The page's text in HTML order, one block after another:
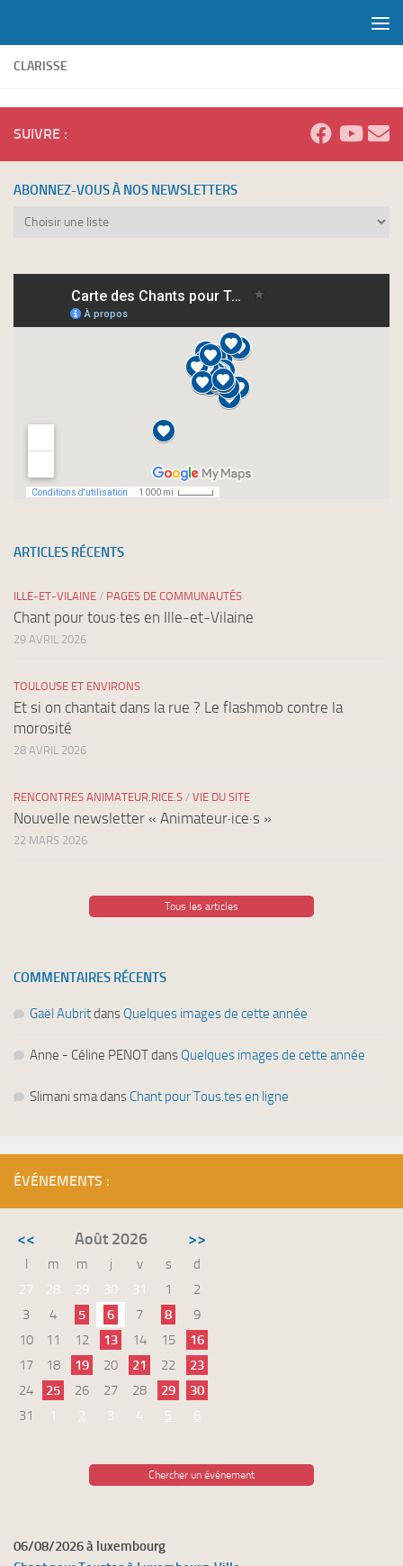
CLARISSE
SUIVRE :
ABONNEZ-VOUS À NOS NEWSLETTERS
Abonnez-
newsletters
ARTICLES RÉCENTS
ILLE-ET-VILAINE / PAGES DE COMMUNAUTÉS
Chant pour tous·tes en Ille-et-Vilaine
29 AVRIL 2026
TOULOUSE ET ENVIRONS
Et si on chantait dans la rue ? Le flashmob contre la
morosité
28 AVRIL 2026
RENCONTRES ANIMATEUR.RICE.S / VIE DU SITE
Nouvelle newsletter « Animateur·ice·s »
22 MARS 2026
Tous les articles
COMMENTAIRES RÉCENTS
Gaël Aubritdans Quelques images de cette année
Anne - Céline PENOTdans Quelques images de cette année
Slimani smadans Chant pour Tous.tes en ligne
ÉVÉNEMENTS :
<< Août 2026 >>
l m m j v s
d
27
28 29 30 31 1
2
3
4 5 6 7 8
9
10
11 12 13 14 15
16
17
18 19 20 21 22
23
24
25 26 27 28 29
30
31
1 2 3 4 5 6
Chercher un événement
06/08/2026 à luxembourg